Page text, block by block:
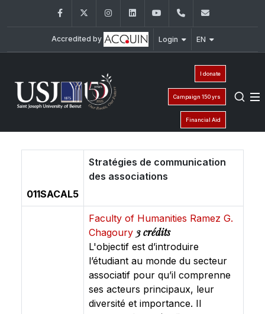
FacebookTwitter InstagramLinkedInYouTube+961 (1) 421 240
Accredited by Login EN
I donate
Campaign 150 yrs
Financial Aid
011SACAL5
Stratégies de communication
des associations
Faculty of Humanities Ramez G.
Chagoury 3 crédits
L'objectif est d’introduire
l’étudiant au monde du secteur
associatif pour qu’il comprenne
ses acteurs principaux, leur
diversité et importance. Il